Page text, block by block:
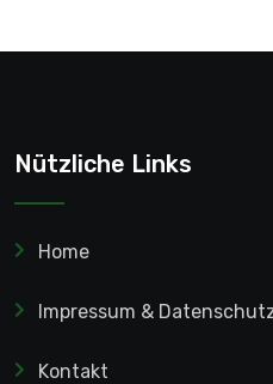
Nützliche Links
Home
Impressum &
Kontakt